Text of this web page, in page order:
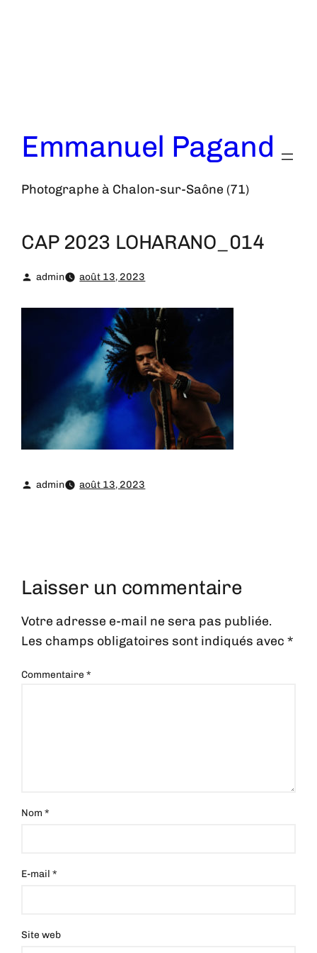
Emmanuel Pagand
Photographe à Chalon-sur-Saône (71)
CAP 2023 LOHARANO_014
admin août 13, 2023
admin août 13, 2023
Laisser un commentaire
Votre adresse e-mail ne sera pas publiée.
Les champs obligatoires sont indiqués avec*
Commentaire*
Nom*
E-mail*
Site web